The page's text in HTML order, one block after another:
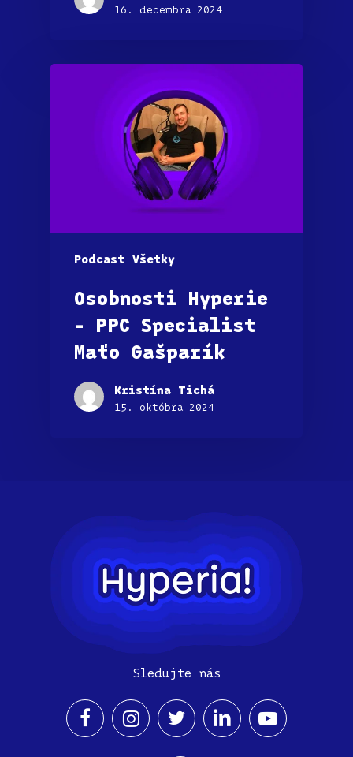
16. decembra 2024
Podcast Všetky
Osobnosti Hyperie
– PPC Specialist
Maťo Gašparík
Kristína Tichá
15. októbra 2024
Sledujte nás